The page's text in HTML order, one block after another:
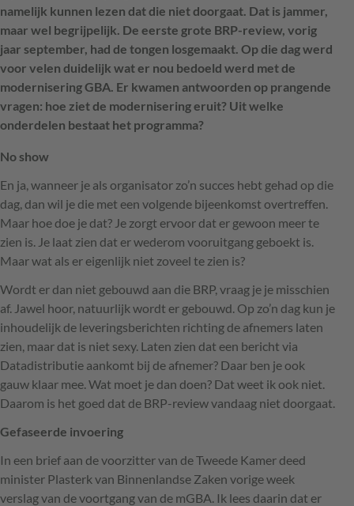
namelijk kunnen lezen dat die niet doorgaat. Dat is jammer,
maar wel begrijpelijk. De eerste grote BRP-review, vorig
jaar september, had de tongen losgemaakt. Op die dag werd
voor velen duidelijk wat er nou bedoeld werd met de
modernisering GBA. Er kwamen antwoorden op prangende
vragen: hoe ziet de modernisering eruit? Uit welke
onderdelen bestaat het programma?
No show
En ja, wanneer je als organisator zo’n succes hebt gehad op die
dag, dan wil je die met een volgende bijeenkomst overtreffen.
Maar hoe doe je dat? Je zorgt ervoor dat er gewoon meer te
zien is. Je laat zien dat er wederom vooruitgang geboekt is.
Maar wat als er eigenlijk niet zoveel te zien is?
Wordt er dan niet gebouwd aan die BRP, vraag je je misschien
af. Jawel hoor, natuurlijk wordt er gebouwd. Op zo’n dag kun je
inhoudelijk de leveringsberichten richting de afnemers laten
zien, maar dat is niet sexy. Laten zien dat een bericht via
Datadistributie aankomt bij de afnemer? Daar ben je ook
gauw klaar mee. Wat moet je dan doen? Dat weet ik ook niet.
Daarom is het goed dat de BRP-review vandaag niet doorgaat.
Gefaseerde invoering
In een brief aan de voorzitter van de Tweede Kamer deed
minister Plasterk van Binnenlandse Zaken vorige week
verslag van de voortgang van de mGBA. Ik lees daarin dat er